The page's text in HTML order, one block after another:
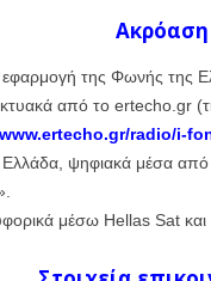
της Φωνής της
από το ertecho.gr
radio/i-
ψηφιακά μέσα από
μέσω Hellas Sat και